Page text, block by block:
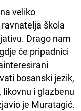
veliko
škola
Drago nam
će pripadnici
bosanski jezik,
i glazbenu
je Muratagić.